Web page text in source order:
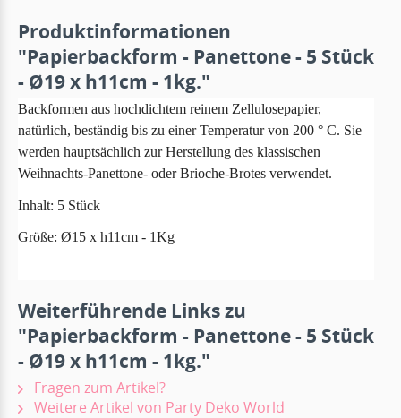
Produktinformationen
"Papierbackform - Panettone - 5 Stück
- Ø19 x h11cm - 1kg."
Backformen aus hochdichtem reinem Zellulosepapier,
natürlich, beständig bis zu einer Temperatur von 200 ° C. Sie
werden hauptsächlich zur Herstellung des klassischen
Weihnachts-Panettone- oder Brioche-Brotes verwendet.
Inhalt: 5 Stück
Größe: Ø15 x h11cm - 1Kg
Weiterführende Links zu
"Papierbackform - Panettone - 5 Stück
- Ø19 x h11cm - 1kg."
Fragen zum Artikel?
Weitere Artikel von Party Deko World